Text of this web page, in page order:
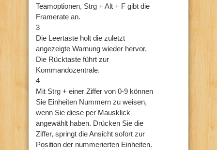
Teamoptionen, Strg + Alt + F gibt die
Framerate an.
3
Die Leertaste holt die zuletzt
angezeigte Warnung wieder hervor,
Die Rücktaste führt zur
Kommandozentrale.
4
Mit Strg + einer Ziffer von 0-9 können
Sie Einheiten Nummern zu weisen,
wenn Sie diese per Mausklick
angewählt haben. Drücken Sie die
Ziffer, springt die Ansicht sofort zur
Position der nummerierten Einheiten.